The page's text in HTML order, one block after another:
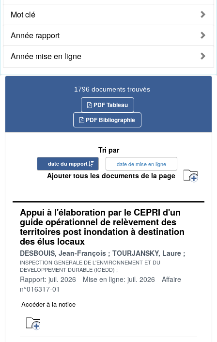
Mot clé
Année rapport
Année mise en ligne
1796 documents trouvés
PDF Tableau
PDF Bibliographie
Tri par
date du rapport date de mise en ligne
Ajouter tous les documents de la page
Appui à l'élaboration par le CEPRI d'un
guide opérationnel de relèvement des
territoires post inondation à destination
des élus locaux
DESBOUIS, Jean-François TOURJANSKY, Laure
INSPECTION GENERALE DE L'ENVIRONNEMENT ET DU
DEVELOPPEMENT DURABLE (IGEDD)
Rapport: juil. 2026 Mise en ligne: juil. 2026
Affaire
n°016317-01
Accéder à la notice